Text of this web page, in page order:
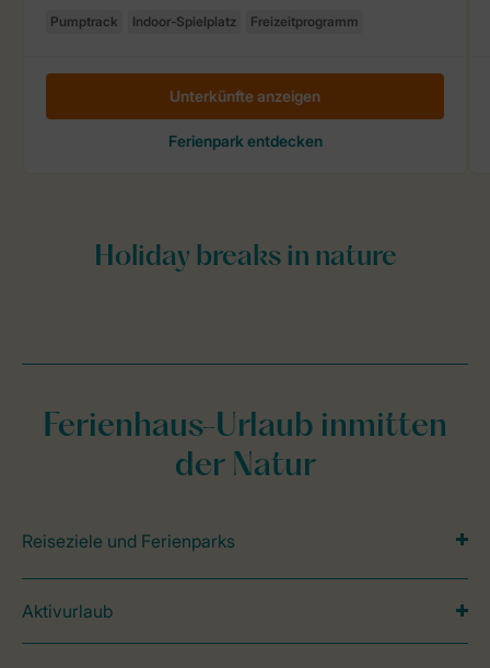
Ferienhaus-Urlaub inmitten
der Natur
Reiseziele und Ferienparks
Aktivurlaub